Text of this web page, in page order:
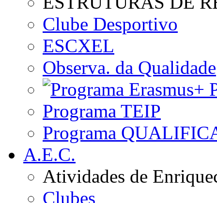
Clube Desportivo
ESCXEL
Observa. da Qualidade
Programa TEIP
Programa
A.E.C.
Atividades de
Clubes